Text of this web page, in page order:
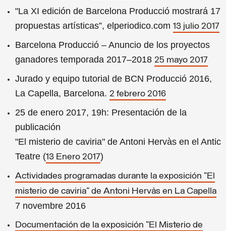
"La XI edición de Barcelona Producció mostrará 17
propuestas artísticas”, elperiodico.com 13 julio 2017
Barcelona Producció – Anuncio de los proyectos
ganadores temporada 2017–2018 25 mayo 2017
Jurado y equipo tutorial de BCN Producció 2016,
La Capella, Barcelona. 2 febrero 2016
25 de enero 2017, 19h: Presentación de la
publicación
"El misterio de caviria" de Antoni Hervàs en el Antic
Teatre (13 Enero 2017)
Actividades programadas durante la exposición "El
misterio de caviria" de Antoni Hervàs en La Capella
7 novembre 2016
Documentación de la exposición "El Misterio de